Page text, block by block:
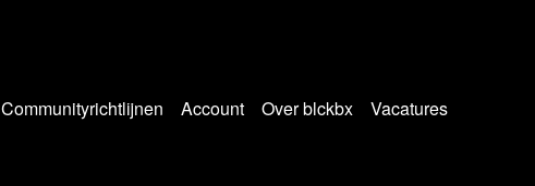
Communityrichtlijnen Account Over blckbx Vacatures